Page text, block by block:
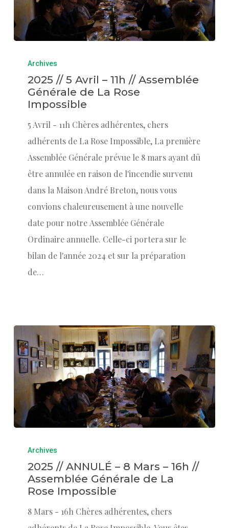
Archives
2025 // 5 Avril – 11h // Assemblée
Générale de La Rose
Impossible
5 Avril - 11h Chères adhérentes, chers
adhérents de La Rose Impossible, La première
Assemblée Générale prévue le 8 mars ayant dû
être annulée en raison de l'incendie survenu
dans la Maison André Breton, nous vous
convions chaleureusement à une nouvelle
date pour notre Assemblée Générale
Ordinaire annuelle. Celle-ci portera sur le
bilan de l'année 2024 et sur la préparation
de…
Archives
2025 // ANNULÉ – 8 Mars – 16h //
Assemblée Générale de La
Rose Impossible
8 Mars - 16h Chères adhérentes, chers